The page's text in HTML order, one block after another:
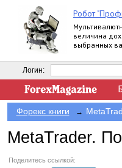
Робот
величина
выбранных
Логин:
Форекс книги →
MetaTrader.
Поделитесь ссылкой: